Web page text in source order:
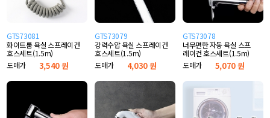
GTS73081
화이트룸 욕실 스프레이건
호스세트(1.5m)
도매가
3,540 원
GTS73079
강력수압 욕실 스프레이건
호스세트(1.5m)
도매가
4,030 원
GTS73078
너무편한 자동 욕실 스프
레이건 호스세트(1.5m)
도매가
5,070 원